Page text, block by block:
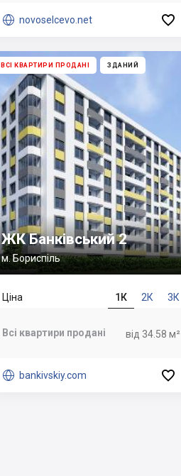
 novoselcevo.net 
ВСІ КВАРТИРИ ПРОДАНІ ЗДАНИЙ
ЖК Банківський 2
м. Бориспіль
1К 2К 3К
Ціна
від 34.58 м²
Всі квартири продані
 bankivskiy.com 